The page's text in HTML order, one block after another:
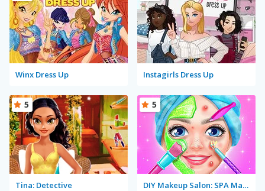
Winx Dress Up Instagirls Dress Up
Tina: Detective
5
DIY Makeup Salon: SPA Makeover Studio
5